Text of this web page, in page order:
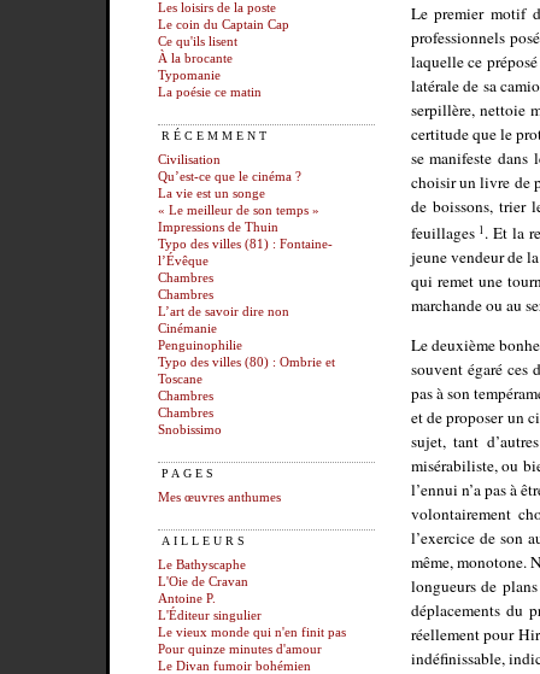
Les loisirs de la poste
Le coin du Captain Cap
Ce qu'ils lisent
À la brocante
Typomanie
La poésie ce matin
RÉCEMMENT
Civilisation
Qu’est-ce que le cinéma ?
La vie est un songe
« Le meilleur de son temps »
Impressions de Thuin
Typo des villes (81) : Fontaine-
l’Évêque
Chambres
Chambres
L’art de savoir dire non
Cinémanie
Penguinophilie
Typo des villes (80) : Ombrie et
Toscane
Chambres
Chambres
Snobissimo
PAGES
Mes œuvres anthumes
AILLEURS
Le Bathyscaphe
L'Oie de Cravan
Antoine P.
L'Éditeur singulier
Le vieux monde qui n'en finit pas
Pour quinze minutes d'amour
Le Divan fumoir bohémien
Le premier motif
professionnels
laquelle ce
latérale de sa
serpillère, nettoie
certitude que le
se manifeste dans
choisir un livre de
de boissons, trier
feuillages 1. Et la
jeune vendeur de
qui remet une
marchande ou au
Le deuxième
souvent égaré ces
pas à son
et de proposer un
sujet, tant
misérabiliste, ou
l’ennui n’a pas à
volontairement
l’exercice de son
même, monotone.
longueurs de
déplacements du
réellement pour
indéfinissable,